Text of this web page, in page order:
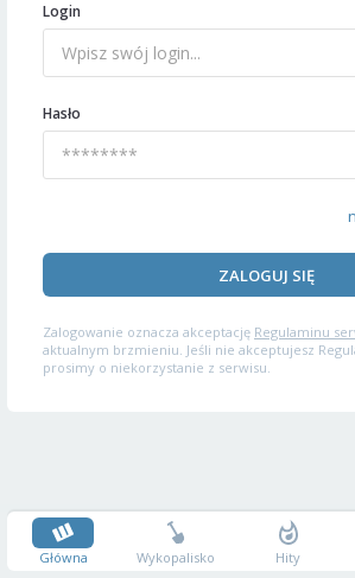
Login
Hasło
ZALOGUJ SIĘ
Zalogowanie oznacza akceptację Regulaminu
aktualnym brzmieniu. Jeśli nie akceptujesz
prosimy o niekorzystanie z serwisu.
Główna Wykopalisko Hity